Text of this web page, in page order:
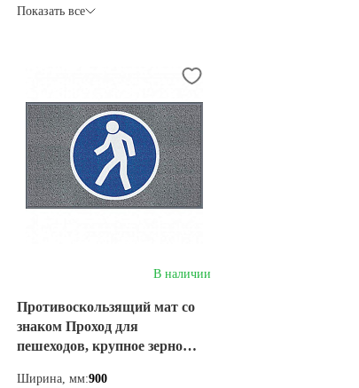
Показать все
В наличии
Противоскользящий мат со
знаком Проход для
пешеходов, крупное зерно
Ширина, мм:900